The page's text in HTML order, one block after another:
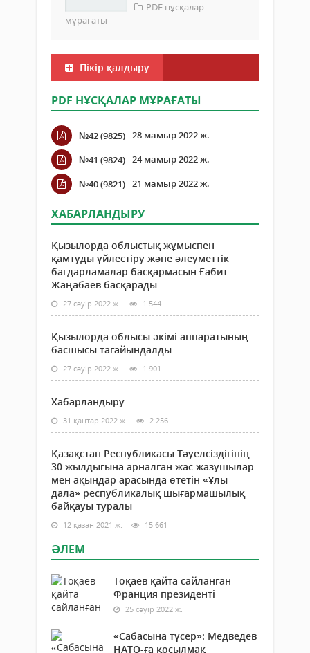
PDF нұсқалар
мұрағаты
Пікір қалдыру
PDF НҰСҚАЛАР МҰРАҒАТЫ
№42 (9825) 28 мамыр 2022 ж.
№41 (9824) 24 мамыр 2022 ж.
№40 (9821) 21 мамыр 2022 ж.
ХАБАРЛАНДЫРУ
Қызылорда облыстық жұмыспен
қамтуды үйлестіру және әлеуметтік
бағдарламалар басқармасын Ғабит
Жаңабаев басқарады
27 сәуір 2022 ж. 1 544
Қызылорда облысы әкімі аппаратының
басшысы тағайындалды
27 сәуір 2022 ж. 1 901
Хабарландыру
31 қаңтар 2022 ж. 2 256
Қазақстан Республикасы Тәуелсіздігінің
30 жылдығына арналған жас жазушылар
мен ақындар арасында өтетін «Ұлы
дала» республикалық шығармашылық
байқауы туралы
12 қазан 2021 ж. 15 661
ӘЛЕМ
Тоқаев қайта сайланған
Франция президенті
25 сәуір 2022 ж.
«Сабасына түсер»: Медведев
НАТО-ға қосылмақ